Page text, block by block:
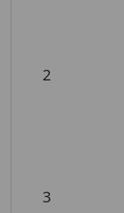
2
3